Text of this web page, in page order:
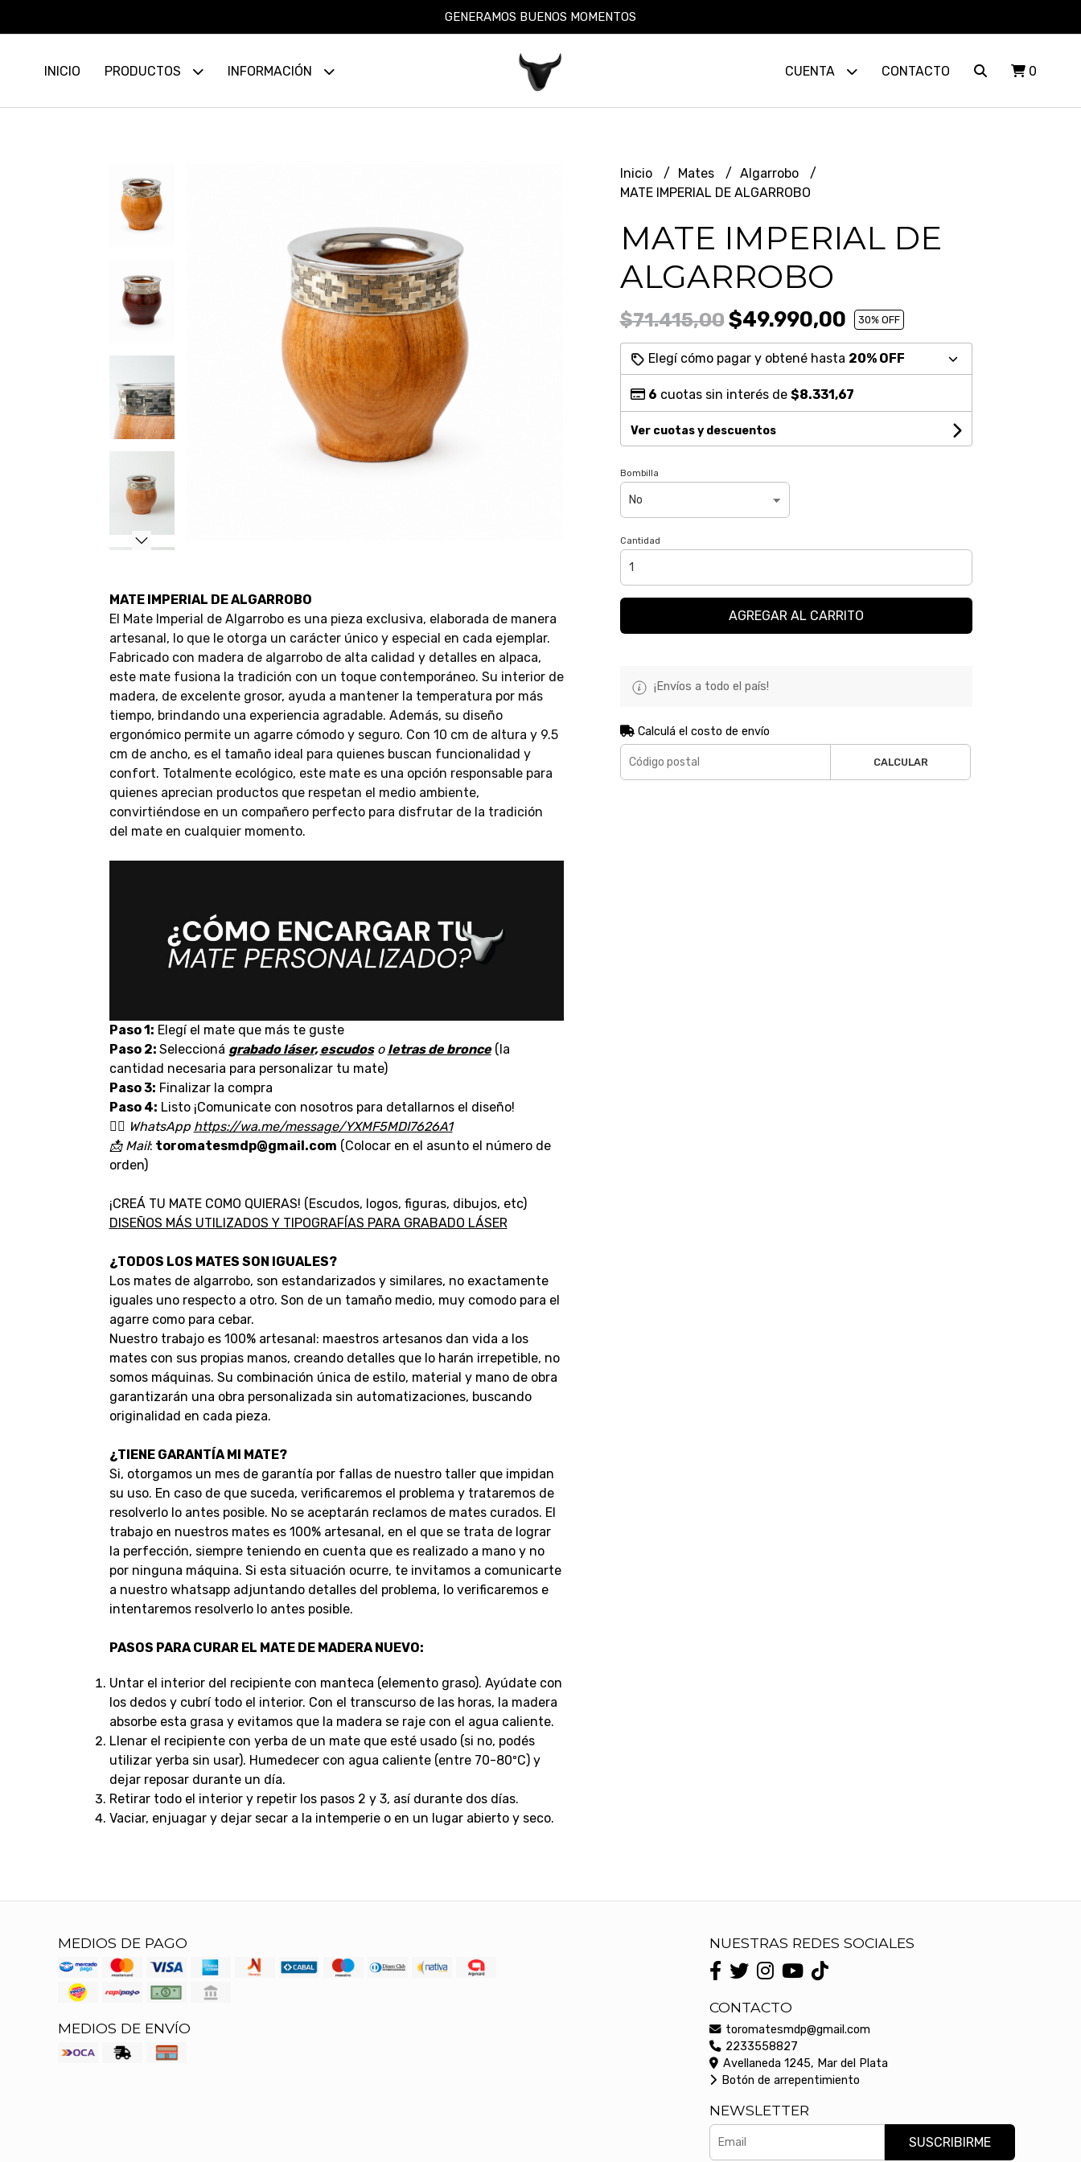
GENERAMOS BUENOS MOMENTOS
INICIO PRODUCTOS INFORMACIÓN CUENTA CONTACTO 0
MATE IMPERIAL DE ALGARROBO
El Mate Imperial de Algarrobo es una pieza exclusiva, elaborada de manera
artesanal, lo que le otorga un carácter único y especial en cada ejemplar.
Fabricado con madera de algarrobo de alta calidad y detalles en alpaca,
este mate fusiona la tradición con un toque contemporáneo. Su interior de
madera, de excelente grosor, ayuda a mantener la temperatura por más
tiempo, brindando una experiencia agradable. Además, su diseño
ergonómico permite un agarre cómodo y seguro. Con 10 cm de altura y 9.5
cm de ancho, es el tamaño ideal para quienes buscan funcionalidad y
confort. Totalmente ecológico, este mate es una opción responsable para
quienes aprecian productos que respetan el medio ambiente,
convirtiéndose en un compañero perfecto para disfrutar de la tradición
del mate en cualquier momento.
Paso 1: Elegí el mate que más te guste
Paso 2: Seleccioná grabado láser,escudoso letras de bronce(la
cantidad necesaria para personalizar tu mate)
Paso 3: Finalizar la compra
Paso 4: Listo ¡Comunicate con nosotros para detallarnos el diseño!
👉🏼 WhatsApp https://wa.me/message/YXMF5MDI7626A1
📩 Mail: toromatesmdp@gmail.com (Colocar en el asunto el número de
orden)
¡CREÁ TU MATE COMO QUIERAS! (Escudos, logos, figuras, dibujos, etc)
DISEÑOS MÁS UTILIZADOS Y TIPOGRAFÍAS PARA GRABADO LÁSER
¿TODOS LOS MATES SON IGUALES?
Los mates de algarrobo, son estandarizados y similares, no exactamente
iguales uno respecto a otro. Son de un tamaño medio, muy comodo para el
agarre como para cebar.
Nuestro trabajo es 100% artesanal: maestros artesanos dan vida a los
mates con sus propias manos, creando detalles que lo harán irrepetible, no
somos máquinas. Su combinación única de estilo, material y mano de obra
garantizarán una obra personalizada sin automatizaciones, buscando
originalidad en cada pieza.
¿TIENE GARANTÍA MI MATE?
Si, otorgamos un mes de garantía por fallas de nuestro taller que impidan
su uso. En caso de que suceda, verificaremos el problema y trataremos de
resolverlo lo antes posible. No se aceptarán reclamos de mates curados. El
trabajo en nuestros mates es 100% artesanal, en el que se trata de lograr
la perfección, siempre teniendo en cuenta que es realizado a mano y no
por ninguna máquina. Si esta situación ocurre, te invitamos a comunicarte
a nuestro whatsapp adjuntando detalles del problema, lo verificaremos e
intentaremos resolverlo lo antes posible.
PASOS PARA CURAR EL MATE DE MADERA NUEVO:
Untar el interior del recipiente con manteca (elemento graso). Ayúdate con
los dedos y cubrí todo el interior. Con el transcurso de las horas, la madera
absorbe esta grasa y evitamos que la madera se raje con el agua caliente.
Llenar el recipiente con yerba de un mate que esté usado (si no, podés
utilizar yerba sin usar). Humedecer con agua caliente (entre 70-80ºC) y
dejar reposar durante un día.
Retirar todo el interior y repetir los pasos 2 y 3, así durante dos días.
Vaciar, enjuagar y dejar secar a la intemperie o en un lugar abierto y seco.
Inicio Mates
Algarrobo
MATE IMPERIAL DE ALGARROBO
MATE IMPERIAL DE
ALGARROBO
$71.415,00$49.990,00 30% OFF
Elegí cómo pagar y obtené hasta 20% OFF
6 cuotas sin interés de $8.331,67
Ver cuotas y descuentos
Bombilla
Cantidad
AGREGAR AL CARRITO
¡Envíos a todo el país!
Calculá el costo de envío
CALCULAR
MEDIOS DE PAGO
MEDIOS DE ENVÍO
NUESTRAS REDES SOCIALES
CONTACTO
toromatesmdp@gmail.com
2233558827
Avellaneda 1245, Mar del Plata
Botón de arrepentimiento
NEWSLETTER
SUSCRIBIRME